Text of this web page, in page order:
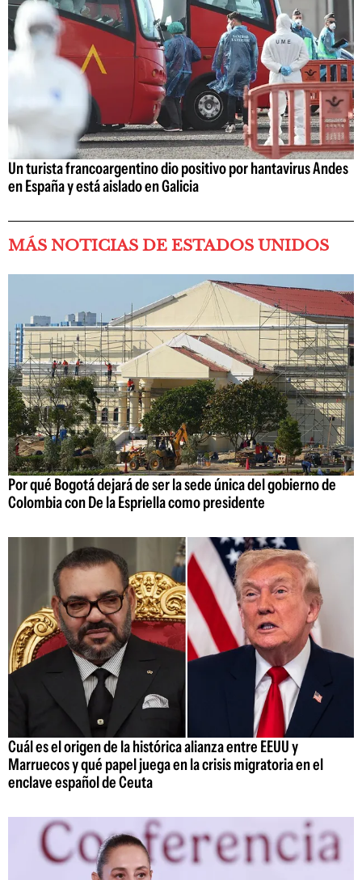
Un turista francoargentino dio positivo por hantavirus Andes
en España y está aislado en Galicia
MÁS NOTICIAS DE ESTADOS UNIDOS
Por qué Bogotá dejará de ser la sede única del gobierno de
Colombia con De la Espriella como presidente
Cuál es el origen de la histórica alianza entre EEUU y
Marruecos y qué papel juega en la crisis migratoria en el
enclave español de Ceuta